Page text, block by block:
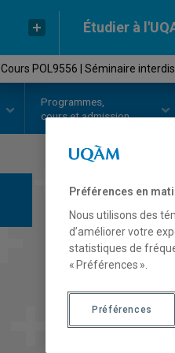
Étudier à
Cours POL9556 | Séminaire
Programmes,
cours et admission
Préférences en
Nous utilisons des
d’améliorer votre
statistiques de
« Préférences ».
Préférences